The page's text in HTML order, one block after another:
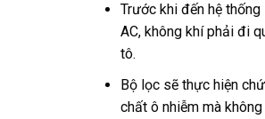
Trước khi đến hệ
AC, không khí phải đi
tô.
Bộ lọc sẽ thực hiện
chất ô nhiễm mà